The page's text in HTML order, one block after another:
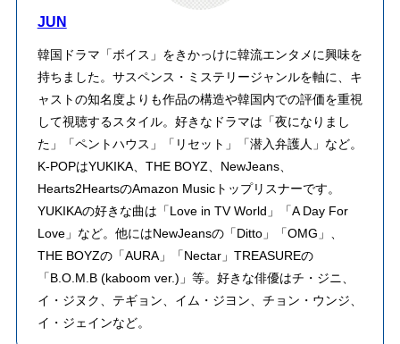
JUN
韓国ドラマ「ボイス」をきかっけに韓流エンタメに興味を
持ちました。サスペンス・ミステリージャンルを軸に、キ
ャストの知名度よりも作品の構造や韓国内での評価を重視
して視聴するスタイル。好きなドラマは「夜になりまし
た」「ペントハウス」「リセット」「潜入弁護人」など。
K-POPはYUKIKA、THE BOYZ、NewJeans、
Hearts2HeartsのAmazon Musicトップリスナーです。
YUKIKAの好きな曲は「Love in TV World」「A Day For
Love」など。他にはNewJeansの「Ditto」「OMG」、
THE BOYZの「AURA」「Nectar」TREASUREの
「B.O.M.B (kaboom ver.)」等。好きな俳優はチ・ジニ、
イ・ジヌク、テギョン、イム・ジヨン、チョン・ウンジ、
イ・ジェインなど。